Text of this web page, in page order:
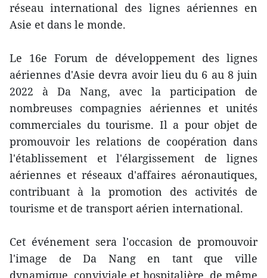
réseau international des lignes aériennes en
Asie et dans le monde.
Le 16e Forum de développement des lignes
aériennes d'Asie devra avoir lieu du 6 au 8 juin
2022 à Da Nang, avec la participation de
nombreuses compagnies aériennes et unités
commerciales du tourisme. Il a pour objet de
promouvoir les relations de coopération dans
l'établissement et l'élargissement de lignes
aériennes et réseaux d'affaires aéronautiques,
contribuant à la promotion des activités de
tourisme et de transport aérien international.
Cet événement sera l'occasion de promouvoir
l'image de Da Nang en tant que ville
dynamique, conviviale et hospitalière, de même